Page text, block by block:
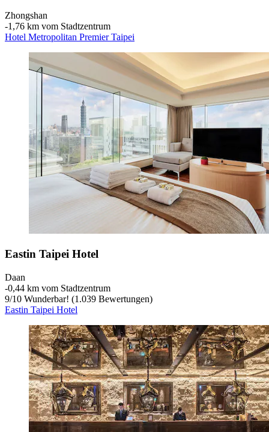
Zhongshan
‐1,76 km vom Stadtzentrum
Hotel Metropolitan Premier Taipei
Eastin Taipei Hotel
Daan
‐0,44 km vom Stadtzentrum
9/10 Wunderbar! (1.039 Bewertungen)
Eastin Taipei Hotel